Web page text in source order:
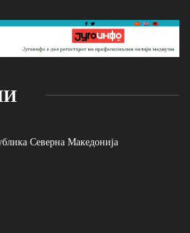
Северна Македонија